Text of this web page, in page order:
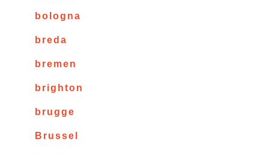
bologna
breda
bremen
brighton
brugge
Brussel